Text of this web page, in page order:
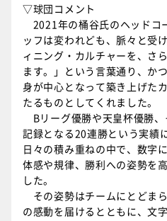
▽球団コメント
2021年の桶谷氏のヘッドコ
ッフは変われども、脈々と受
ィニング・カルチャーを、さ
ます。」という言葉通り、か
身が中心となって築き上げた
たるものとしてくれました。
Bリーグ優勝や天皇杯優勝
記録となる20連勝という実績
日々の積み重ねの中で、数字
体感や規律、勝利への姿勢を
した。
その姿勢はチームにとどま
の感動を届けるとともに、文